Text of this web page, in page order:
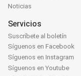
Noticias
Servicios
Suscríbete al boletín
Síguenos en Facebook
Síguenos en Instagram
Síguenos en Youtube